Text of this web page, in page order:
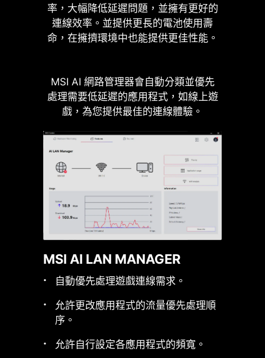
率，大幅降低延遲問題，並擁有更好的
連線效率。並提供更長的電池使用壽
命，在擁擠環境中也能提供更佳性能。
MSI AI 網路管理器會自動分類並優先
處理需要低延遲的應用程式，如線上遊
戲，為您提供最佳的連線體驗。
MSI AI LAN MANAGER
自動優先處理遊戲連線需求。
允許更改應用程式的流量優先處理順
序。
允許自行設定各應用程式的頻寬。
請同意 YouTube
Cookie 以觀看此影
片。
同意並觀看
1.2X WEIGHT
ENDURANCE
第二代鋼鐵裝甲
與前一代相比，第二
的承受力，並提供更
優異的信號傳輸品
獨家PCIE 拓源架構設計，為高階顯示